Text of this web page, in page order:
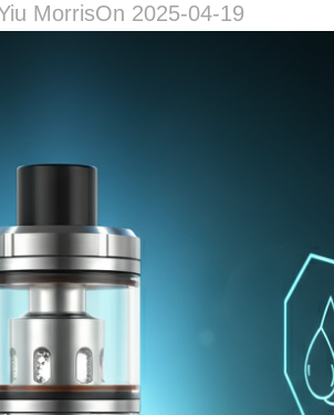
MorrisOn 2025-04-19